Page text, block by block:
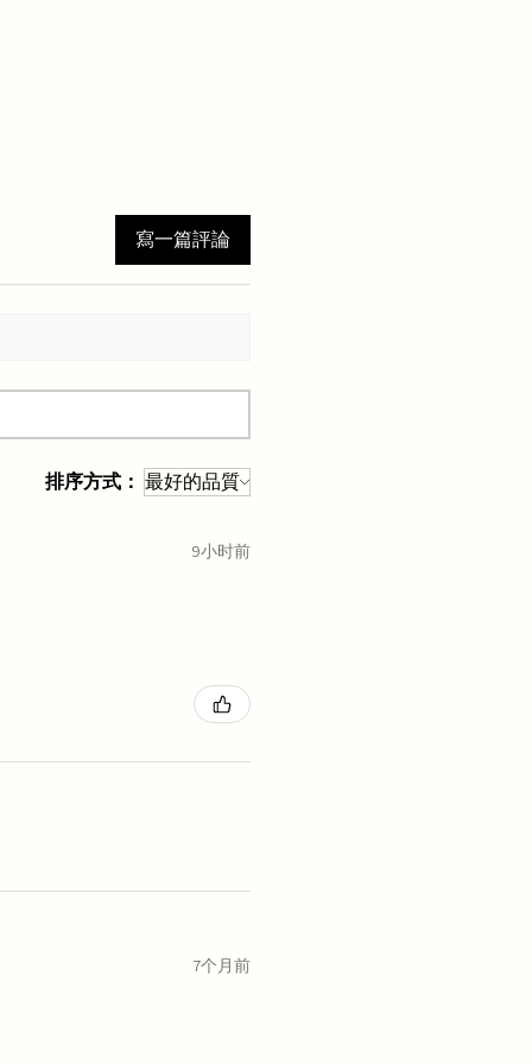
寫一篇評論
排序方式：
9小时前
7个月前